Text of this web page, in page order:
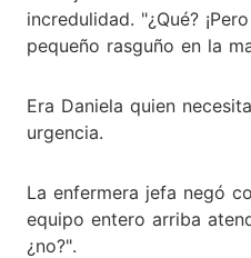
incredulidad. "¿Qué?
pequeño rasguño en la
Era Daniela quien
urgencia.
La enfermera jefa negó
equipo entero arriba
¿no?".